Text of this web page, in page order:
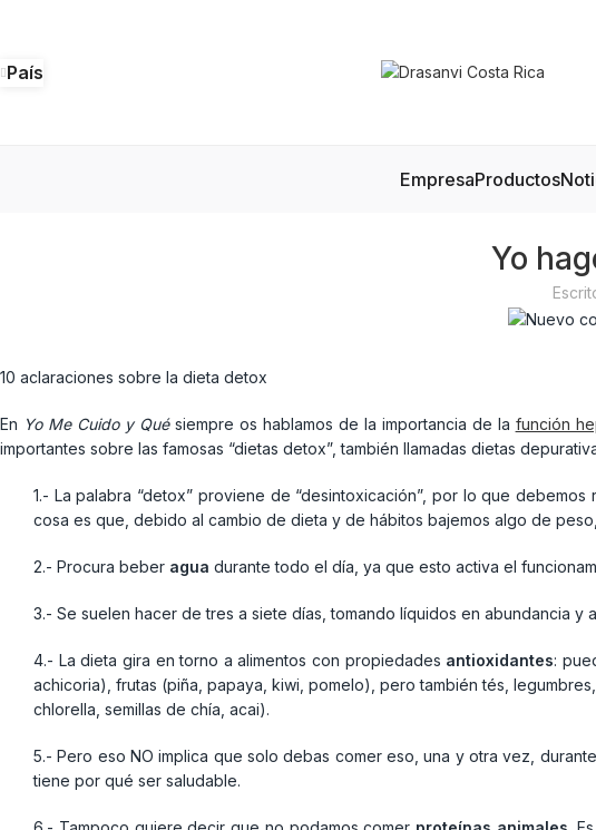
País
EmpresaProductos
Yo
10 aclaraciones sobre la dieta detox
En Yo Me Cuido y Quésiempre os hablamos de la importancia de la función
importantes sobre las famosas “dietas detox”, también llamadas dietas
1.- La palabra “detox” proviene de “desintoxicación”, por lo que debemos
cosa es que, debido al cambio de dieta y de hábitos bajemos algo de
2.- Procura beber agua durante todo el día, ya que esto activa el
3.- Se suelen hacer de tres a siete días, tomando líquidos en abundancia y
4.- La dieta gira en torno a alimentos con propiedades antioxidantes:
achicoria), frutas (piña, papaya, kiwi, pomelo), pero también tés,
chlorella, semillas de chía, acai).
5.- Pero eso NO implica que solo debas comer eso, una y otra vez,
tiene por qué ser saludable.